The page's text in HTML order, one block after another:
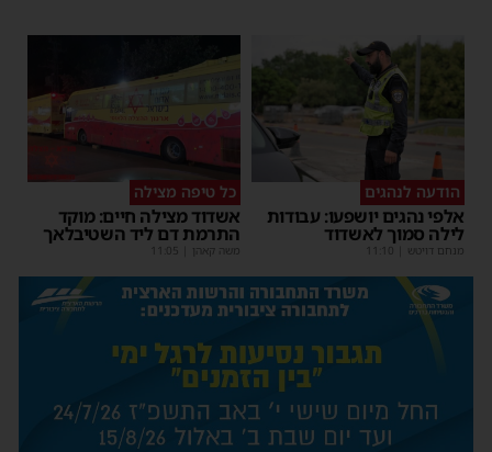
הודעה לנהגים
אלפי נהגים יושפעו: עבודות
לילה סמוך לאשדוד
מנחם דויטש 11:10
כל טיפה מצילה
אשדוד מצילה חיים: מוקד
התרמת דם ליד השטיבלאך
משה קאהן 11:05